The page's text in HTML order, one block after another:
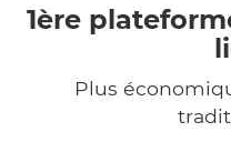
1ère
Plus